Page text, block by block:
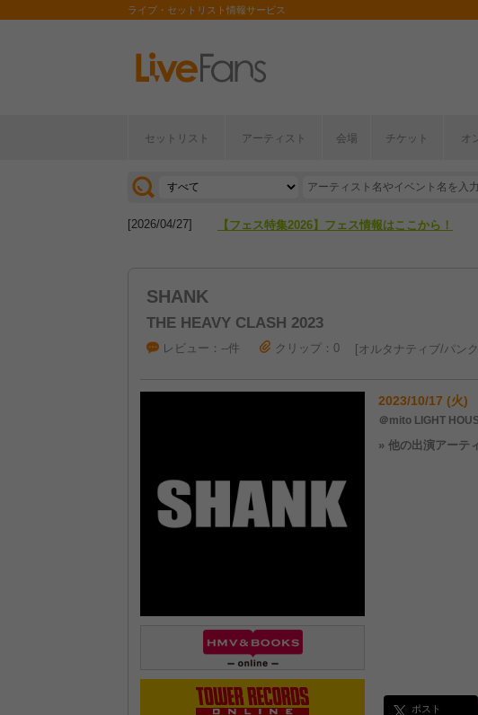
ライブ・セットリスト情報サービス
セットリスト アーティスト 会場 チケット オ
[2026/07/28] 【ライブ動員ランキング】2026年上半期編発表！
[2026/04/27] 【フェス特集2026】フェス情報はここから！
SHANK
THE HEAVY CLASH 2023
レビュー：--件 クリップ：0 オルタナティブ/パンク
2023/10/17 (火)
＠mito LIGHT
» 他の出演アーテ
ポスト